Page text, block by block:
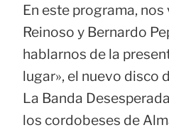
En este programa,
Reinoso y Bernardo
hablarnos de la
lugar», el nuevo disco
La Banda
los cordobeses de